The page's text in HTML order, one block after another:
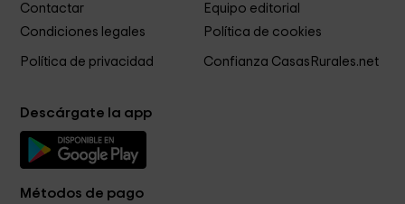
Contactar
Equipo editorial
Condiciones legales
Política de cookies
Política de privacidad Confianza CasasRurales.net
Descárgate la app
Métodos de pago